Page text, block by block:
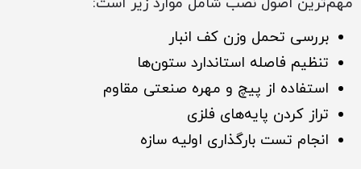
بررسی تحمل وزن کف انبار
تنظیم فاصله استاندارد ستون‌ها
استفاده از پیچ و مهره صنعتی مقاوم
تراز کردن پایه‌های فلزی
انجام تست بارگذاری اولیه سازه